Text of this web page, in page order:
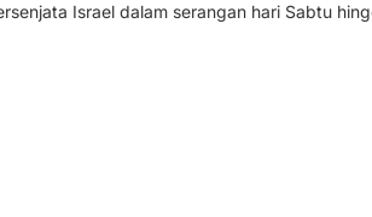
Israel dalam serangan hari Sabtu